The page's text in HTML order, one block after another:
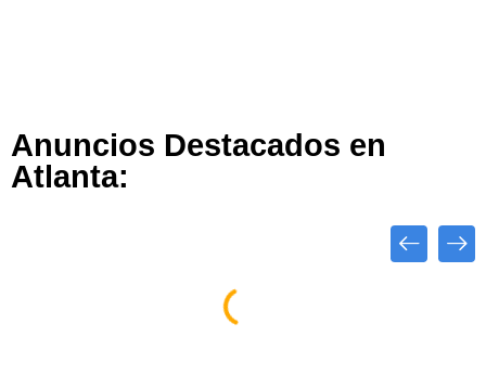
Anuncios Destacados en
Atlanta: